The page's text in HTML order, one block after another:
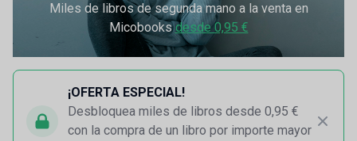
Miles de libros de segunda mano a la venta en
Micobooksdesde 0,95 €
¡OFERTA ESPECIAL!
Desbloquea miles de libros desde 0,95 €
con la compra de un libro por importe mayor